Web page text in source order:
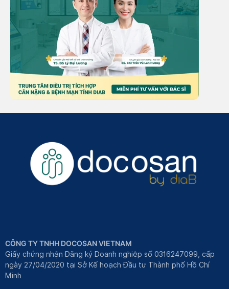
CÔNG TY TNHH DOCOSAN VIETNAM
Giấy chứng nhận Đăng ký Doanh nghiệp số 0316247099, cấp
ngày 27/04/2020 tại Sở Kế hoạch Đầu tư Thành phố Hồ Chí
Minh